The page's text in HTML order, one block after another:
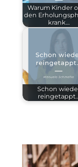
Warum Kinder
den
krank…
Schon